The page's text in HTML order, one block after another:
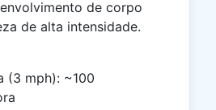
de corpo
de alta intensidade.
(3 mph): ~100